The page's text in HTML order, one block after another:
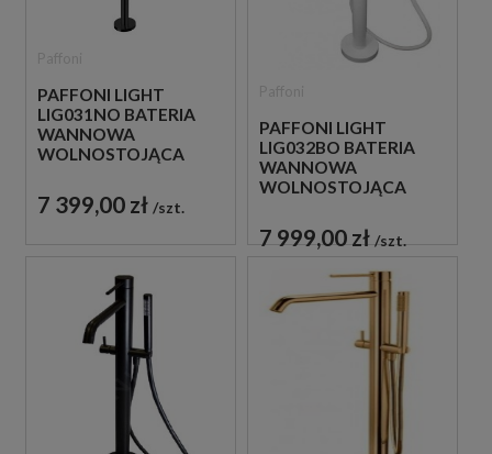
PAFFONI LIGHT
LIG031NO BATERIA
WANNOWA
WOLNOSTOJĄCA
7 399,00 zł szt.
PAFFONI LIGHT
LIG032BO BATERIA
WANNOWA
WOLNOSTOJĄCA
7 999,00 zł szt.